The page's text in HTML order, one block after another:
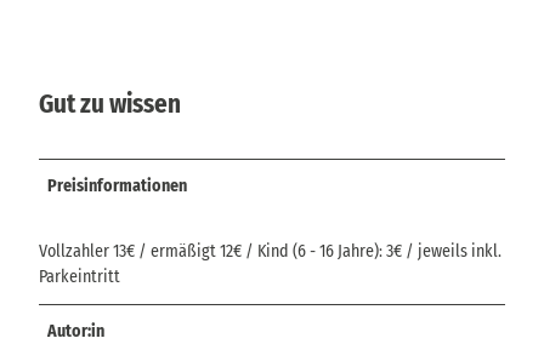
Gut zu wissen
Preisinformationen
Vollzahler 13€ / ermäßigt 12€ / Kind (6 - 16 Jahre): 3€ / jeweils inkl.
Parkeintritt
Autor:in